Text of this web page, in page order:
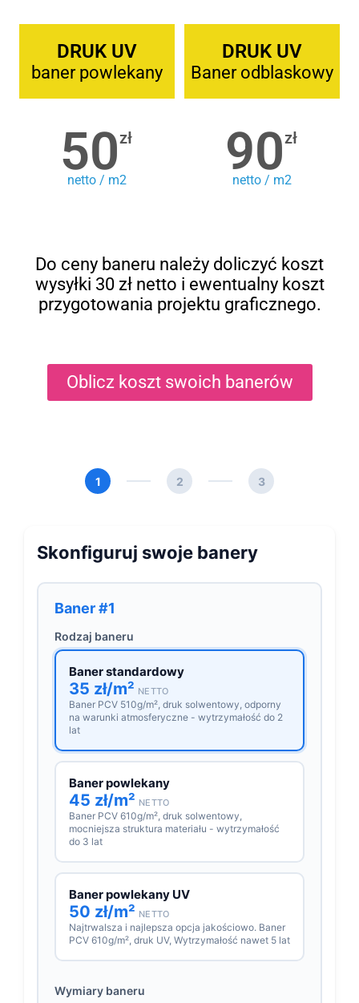
DRUK UV
baner powlekany
50zł
netto / m2
DRUK UV
Baner odblaskowy
90zł
netto / m2
Do ceny baneru należy doliczyć koszt
wysyłki 30 zł netto i ewentualny koszt
przygotowania projektu graficznego.
Oblicz koszt swoich banerów
1 2 3
Skonfiguruj swoje banery
Baner #1
Rodzaj baneru
Baner standardowy
35 zł/m² NETTO
Baner PCV 510g/m², druk solwentowy, odporny
na warunki atmosferyczne - wytrzymałość do 2
lat
Baner powlekany
45 zł/m² NETTO
Baner PCV 610g/m², druk solwentowy,
mocniejsza struktura materiału - wytrzymałość
do 3 lat
Baner powlekany UV
50 zł/m² NETTO
Najtrwalsza i najlepsza opcja jakościowo. Baner
PCV 610g/m², druk UV, Wytrzymałość nawet 5 lat
Wymiary baneru